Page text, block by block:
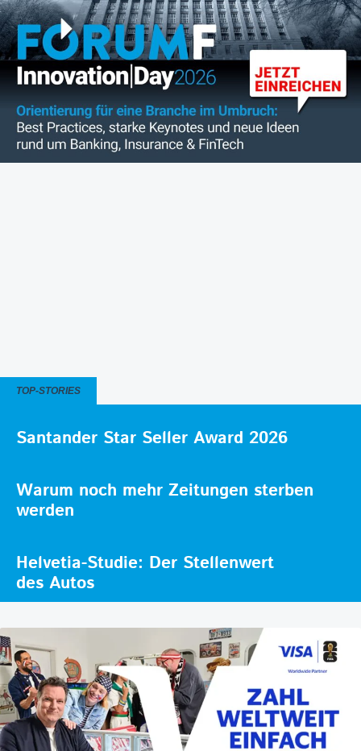
TOP-STORIES
Santander Star Seller Award 2026
Warum noch mehr Zeitungen sterben
werden
Helvetia-Studie: Der Stellenwert
des Autos